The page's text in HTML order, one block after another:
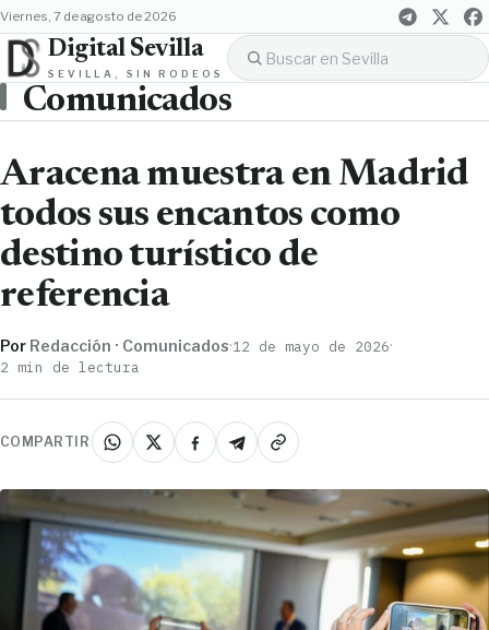
viernes, 7 de agosto de 2026
Digital Sevilla
SEVILLA, SIN RODEOS
Comunicados
Aracena muestra en Madrid
todos sus encantos como
destino turístico de
referencia
Por Redacción · Comunicados·12 de mayo de 2026·
2 min de lectura
COMPARTIR